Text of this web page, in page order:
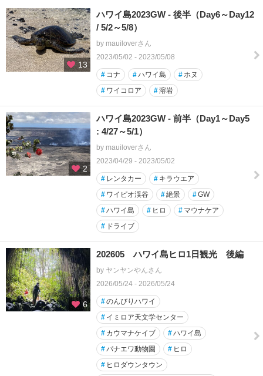
13
ハワイ島2023GW - 後半（Day6～Day12
/ 5/2～5/8）
by mauiloverさん
2023/05/02 - 2023/05/08
# コナ #ハワイ島 #ホヌ
# ワイコロア #溶岩
2
ハワイ島2023GW - 前半（Day1～Day5
: 4/27～5/1）
by mauiloverさん
2023/04/29 - 2023/05/02
# レンタカー # キラウエア
# ワイピオ渓谷 #絶景 #GW
#ハワイ島 # ヒロ # マウナケア
# ドライブ
6
202605 ハワイ島ヒロ1日観光 後編
by ヤンヤンやんさん
2026/05/24 - 2026/05/24
#のんびりハワイ
# イミロア天文学センター
# カウマナケイブ #ハワイ島
#パナエワ動物園 # ヒロ
# ヒロダウンタウン